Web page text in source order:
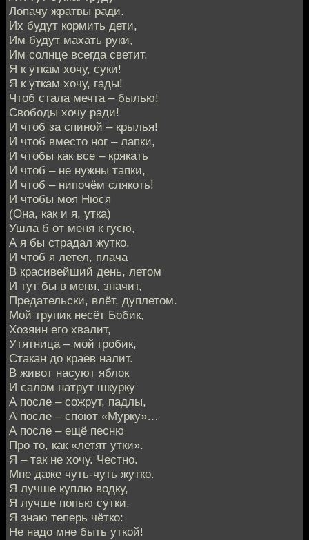
Лопачу жратвы ради.
Их будут кормить дети,
Им будут махать руки,
Им солнце всегда светит.
Я к уткам хочу, суки!
Я к уткам хочу, гады!
Чтоб стала мечта – былью!
Свободы хочу ради!
И чтоб за спиной – крылья!
И чтоб вместо ног – лапки,
И чтобы как все – крякать
И чтоб – не нужны тапки,
И чтоб – нипочём слякоть!
И чтобы моя Нюся
(Она, как и я, утка)
Ушла б от меня к гусю,
А я бы страдал жутко.
И чтоб я летел, плача
В красивейший день, летом
И тут бы в меня, значит,
Предательски, влёт, дуплетом.
Мой трупик несёт Бобик,
Хозяин его хвалит,
Утятница – мой гробик,
Стакан до краёв налит.
В живот насуют яблок
И салом натрут шкурку
А после – сожрут, падлы,
А после – споют «Мурку»…
А после – ещё песню
Про то, как «летят утки».
Я – так не хочу. Честно.
Мне даже чуть-чуть жутко.
Я лучше куплю водку,
Я лучше попью сутки,
Я знаю теперь чётко:
Не надо мне быть уткой!